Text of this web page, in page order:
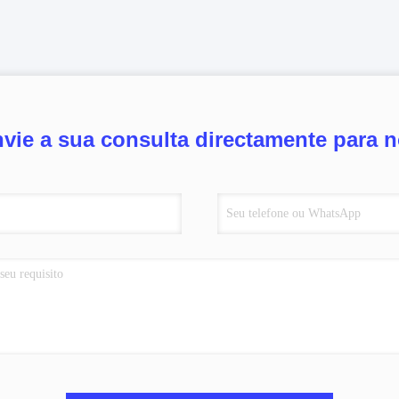
a sua consulta directamente para